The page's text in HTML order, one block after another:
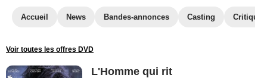
Accueil News Bandes-annonces Casting
Voir toutes les offres DVD
L'Homme qui rit